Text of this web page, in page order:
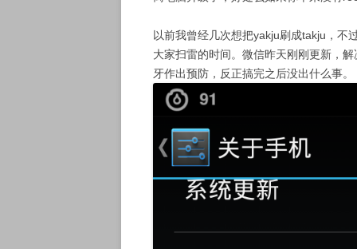
以前我曾经几次想把yakju刷成takju，不
大家扫雷的时间。微信昨天刚刚更新，
牙作出预防，反正搞完之后没出什么事。